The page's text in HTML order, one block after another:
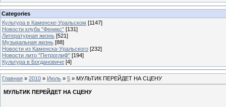
Categories
Культура в Каменске-Уральском [1147]
Новости клуба "Феникс" [131]
Литературная жизнь [521]
Музыкальная жизнь [88]
Новости из Каменска-Уральского [232]
Новости лито "ПетроглиФ" [194]
Культура в Богдановиче [4]
Главная » 2010 » Июль » 5 » МУЛЬТИК ПЕРЕЙДЕТ НА СЦЕНУ
МУЛЬТИК ПЕРЕЙДЕТ НА СЦЕНУ